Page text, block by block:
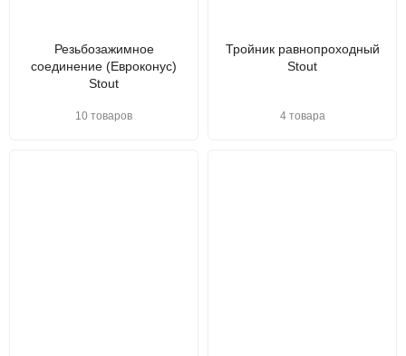
Резьбозажимное
соединение (Евроконус)
Stout
10 товаров
Тройник равнопроходный
Stout
4 товара